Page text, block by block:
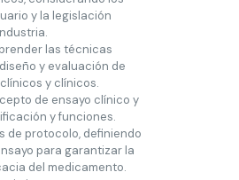
y la legislación
las técnicas
y evaluación de
y clínicos.
de ensayo clínico y
y funciones.
de protocolo, definiendo
para garantizar la
del medicamento.